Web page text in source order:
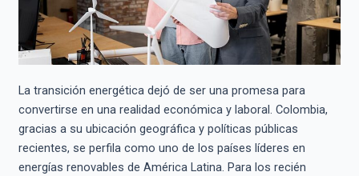
La transición energética dejó de ser una promesa para
convertirse en una realidad económica y laboral. Colombia,
gracias a su ubicación geográfica y políticas públicas
recientes, se perfila como uno de los países líderes en
energías renovables de América Latina. Para los recién